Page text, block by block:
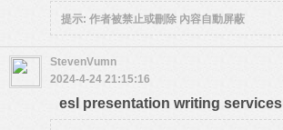
提示: 作者被禁止或刪除 內容自動屏蔽
StevenVumn
2024-4-24 21:15:16
esl presentation writing services